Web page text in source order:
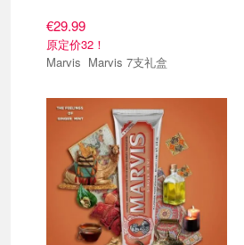
€29.99
原定价32！
Marvis Marvis 7支礼盒